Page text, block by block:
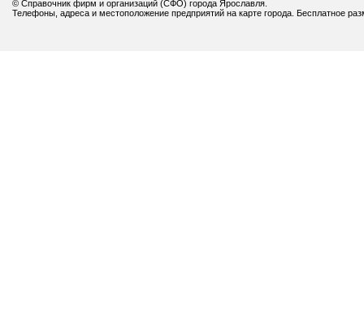
© Справочник фирм и организаций (СФО) города Ярославля.
Телефоны, адреса и местоположение предприятий на карте города. Бесплатное